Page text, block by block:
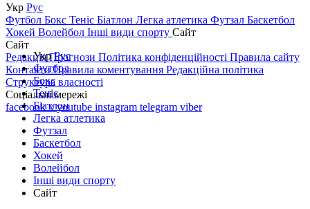
Укр Рус
Футбол Бокс Теніс Біатлон Легка атлетика Футзал Баскетбол
Хокей Волейбол Інші види спорту Сайт
Сайт
РедакціяПрогнози Політика конфіденційності Правила сайту
КонтактиПравила коментування Редакційна політика
Структура власності
Соціальні мережі
facebookxyoutube instagram telegram viber
УкрРус
Футбол
Бокс
Теніс
Біатлон
Легка атлетика
Футзал
Баскетбол
Хокей
Волейбол
Інші види спорту
Сайт